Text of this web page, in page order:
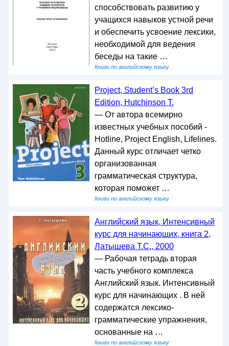
способствовать развитию у
учащихся навыков устной речи
и обеспечить усвоение лексики,
необходимой для ведения
беседы на такие …
Книги по английскому языку
Project, Student’s Book 3rd
Edition, Hutchinson T.
— От автора всемирно
известных учебных пособий -
Hotline, Project English, Lifelines.
Данный курс отличает четко
организованная
грамматическая структура,
которая поможет …
Книги по английскому языку
Английский язык, Интенсивный
курс для начинающих, книга 2,
Латышева Т.С., 2000
— Рабочая тетрадь вторая
часть учебного комплекса
Английский язык. Интенсивный
курс для начинающих . В ней
содержатся лексико-
грамматические упражнения,
основанные на …
Книги по английскому языку